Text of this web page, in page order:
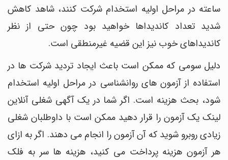
ساعته در مراحل اولیه استخدام شرکت کنند، شاهد کاهش
شدید تعداد کاندیداها خواهید بود چون حتی از نظر
کاندیداهای خوب نیز این قضیه غیرمنطقی است.
دلیل سومی که ممکن است باعث ایجاد تردید شرکت ها در
استفاده از آزمون های روانشناسی در مراحل اولیه استخدام
شود، بحث هزینه است. اگر شما در یک آگهی شغلی آنلاین
لینک یک آزمون را قرار دهید ممکن است با داوطلبان شغلی
زیادی روبرو شوید که آن آزمون را انجام می دهند. اگر به ازای
هر آزمون هزینه پرداخت می کنید، هزینه ها سر به فلک